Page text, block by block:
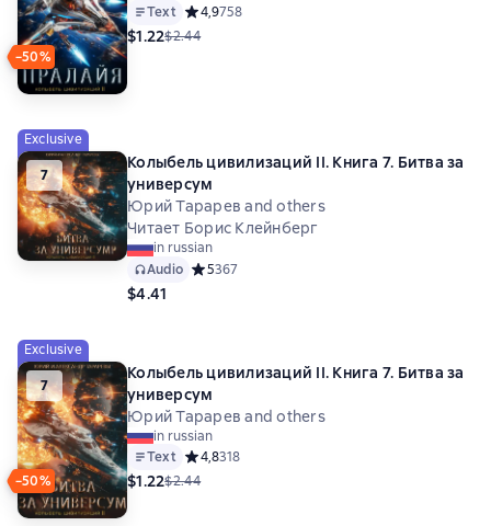
−50%
Text Средний рейтинг 4,9 на основе 758 оценок
4,9758
$1.22$2.44
Exclusive
7
Колыбель цивилизаций II. Книга 7. Битва за
универсум
Юрий Тарарев and others
Читает Борис Клейнберг
in russian
Audio Средний рейтинг 5 на основе 367 оценок
5367
$4.41
Exclusive
7
−50%
Колыбель цивилизаций II. Книга 7. Битва за
универсум
Юрий Тарарев and others
in russian
Text Средний рейтинг 4,8 на основе 318 оценок
4,8318
$1.22$2.44